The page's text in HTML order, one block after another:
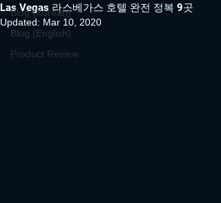
Blog (Korean)
Blog (English)
Product Review
Las Vegas 라스베가스 호텔 완전 정복 9곳
Updated: Mar 10, 2020